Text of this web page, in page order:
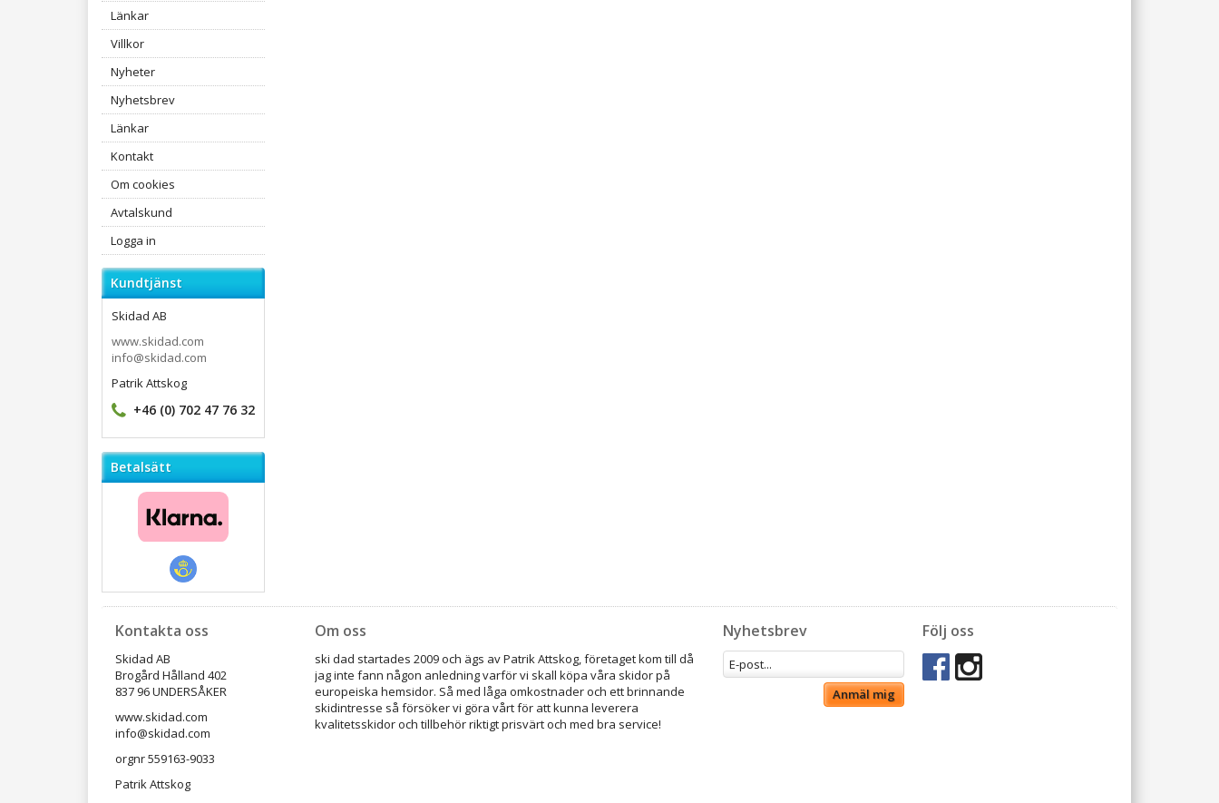
Länkar
Villkor
Nyheter
Nyhetsbrev
Länkar
Kontakt
Om cookies
Avtalskund
Logga in
Kundtjänst
Skidad AB
www.skidad.com
info@skidad.com
Patrik Attskog
+46 (0) 702 47 76 32
Betalsätt
Kontakta oss
Skidad AB
Brogård Hålland 402
837 96 UNDERSÅKER
www.skidad.com
info@skidad.com
orgnr 559163-9033
Patrik Attskog
Följ oss
Nyhetsbrev
Anmäl mig
Om oss
ski dad startades 2009 och ägs av Patrik Attskog, företaget kom till då
jag inte fann någon anledning varför vi skall köpa våra skidor på
europeiska hemsidor. Så med låga omkostnader och ett brinnande
skidintresse så försöker vi göra vårt för att kunna leverera
kvalitetsskidor och tillbehör riktigt prisvärt och med bra service!